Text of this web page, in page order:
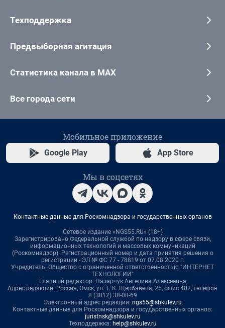
Техподдержка
Предвыборная агитация
Статистика канала в MAX
Все города сети
Мобильное приложение
Google Play App Store
Мы в соцсетях
Контактные данные для Роскомнадзора и государственных органов
Сетевое издание «NGS55.RU» (18+)
Зарегистрировано Федеральной службой по надзору в сфере связи,
информационных технологий и массовых коммуникаций
(Роскомнадзор). Регистрационный номер и дата принятия решения о
регистрации - ЭЛ № ФС 77 - 78819 от 07.08.2020 г.
Учредитель: Общество с ограниченной ответственностью "ИНТЕРНЕТ
ТЕХНОЛОГИИ"
Главный редактор: Назарчук Ангелина Алексеевна
Адрес редакции: Россия, Омск, ул. Т. К. Щербанева, 25, офис 402, телефон
8 (3812) 38-08-69
Электронный адрес редакции: ngs55@shkulev.ru
Контактные данные для Роскомнадзора и государственных органов:
juristnsk@shkulev.ru
Техподдержка: help@shkulev.ru